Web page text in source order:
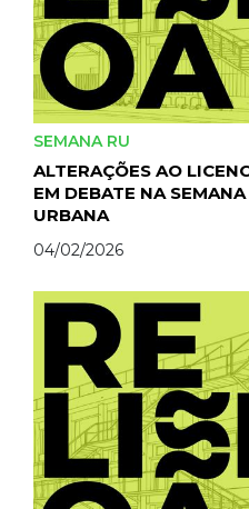
SEMANA RU
ALTERAÇÕES AO
EM DEBATE NA
URBANA
04/02/2026